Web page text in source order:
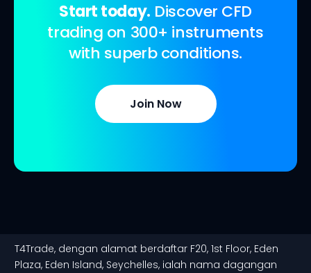
Start today. Discover CFD
trading on 300+ instruments
with superb conditions.
Join Now
T4Trade, dengan alamat berdaftar F20, 1st Floor, Eden
Plaza, Eden Island, Seychelles, ialah nama dagangan